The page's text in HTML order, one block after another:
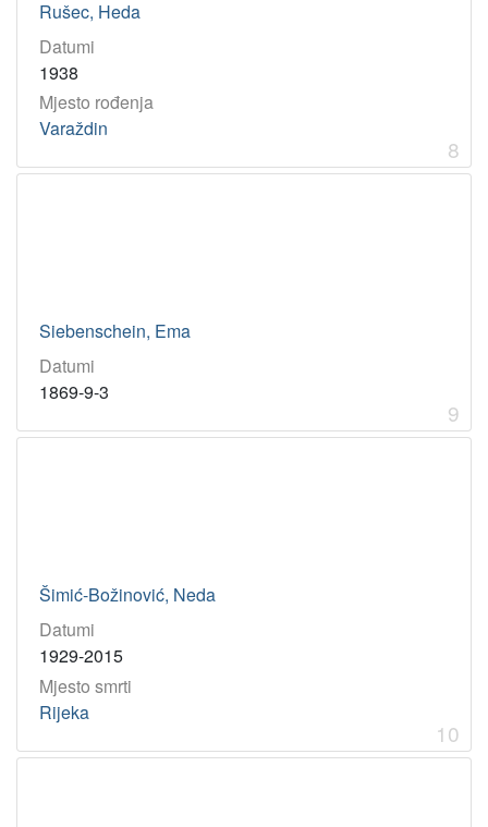
Rušec, Heda
Datumi
1938
Mjesto rođenja
Varaždin
8
Siebenschein, Ema
Datumi
1869-9-3
9
Šimić-Božinović, Neda
Datumi
1929-2015
Mjesto smrti
Rijeka
10